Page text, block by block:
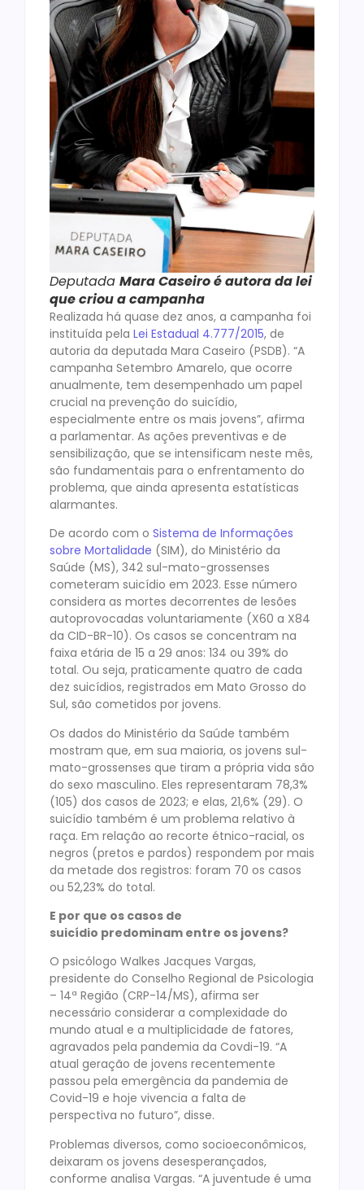
Deputada Mara Caseiro é autora da lei
que criou a campanha
Realizada há quase dez anos, a campanha foi
instituída pela Lei Estadual 4.777/2015, de
autoria da deputada Mara Caseiro (PSDB). “A
campanha Setembro Amarelo, que ocorre
anualmente, tem desempenhado um papel
crucial na prevenção do suicídio,
especialmente entre os mais jovens”, afirma
a parlamentar. As ações preventivas e de
sensibilização, que se intensificam neste mês,
são fundamentais para o enfrentamento do
problema, que ainda apresenta estatísticas
alarmantes.
De acordo com o Sistema de Informações
sobre Mortalidade (SIM), do Ministério da
Saúde (MS), 342 sul-mato-grossenses
cometeram suicídio em 2023. Esse número
considera as mortes decorrentes de lesões
autoprovocadas voluntariamente (X60 a X84
da CID-BR-10). Os casos se concentram na
faixa etária de 15 a 29 anos: 134 ou 39% do
total. Ou seja, praticamente quatro de cada
dez suicídios, registrados em Mato Grosso do
Sul, são cometidos por jovens.
Os dados do Ministério da Saúde também
mostram que, em sua maioria, os jovens sul-
mato-grossenses que tiram a própria vida são
do sexo masculino. Eles representaram 78,3%
(105) dos casos de 2023; e elas, 21,6% (29). O
suicídio também é um problema relativo à
raça. Em relação ao recorte étnico-racial, os
negros (pretos e pardos) respondem por mais
da metade dos registros: foram 70 os casos
ou 52,23% do total.
E por que os casos de
suicídio predominam entre os jovens?
O psicólogo Walkes Jacques Vargas,
presidente do Conselho Regional de Psicologia
– 14ª Região (CRP-14/MS), afirma ser
necessário considerar a complexidade do
mundo atual e a multiplicidade de fatores,
agravados pela pandemia da Covdi-19. “A
atual geração de jovens recentemente
passou pela emergência da pandemia de
Covid-19 e hoje vivencia a falta de
perspectiva no futuro”, disse.
Problemas diversos, como socioeconômicos,
deixaram os jovens desesperançados,
conforme analisa Vargas. “A juventude é uma